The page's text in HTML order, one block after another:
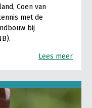
Coen van
met de
bij
Lees meer